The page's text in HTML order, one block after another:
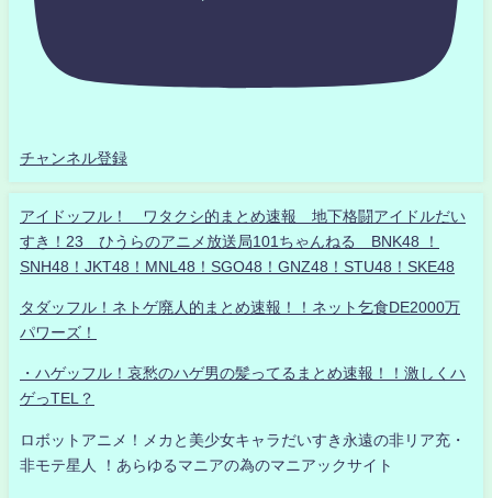
チャンネル登録
アイドッフル！ ワタクシ的まとめ速報 地下格闘アイドルだい
すき！23 ひうらのアニメ放送局101ちゃんねる BNK48 ！
SNH48！JKT48！MNL48！SGO48！GNZ48！STU48！SKE48
タダッフル！ネトゲ廃人的まとめ速報！！ネット乞食DE2000万
パワーズ！
・ハゲッフル！哀愁のハゲ男の髪ってるまとめ速報！！激しくハ
ゲっTEL？
ロボットアニメ！メカと美少女キャラだいすき永遠の非リア充・
非モテ星人 ！あらゆるマニアの為のマニアックサイト